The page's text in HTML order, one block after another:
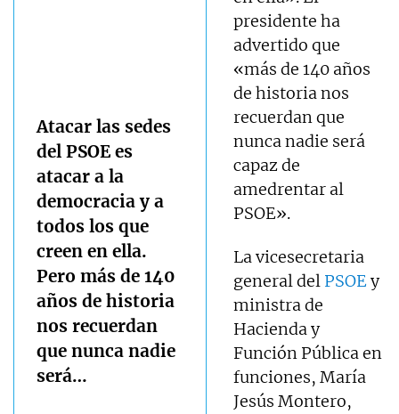
Atacar las sedes
del PSOE es
atacar a la
democracia y a
todos los que
creen en ella.
Pero más de 140
años de historia
nos recuerdan
que nunca nadie
será…
presidente ha
advertido que
«más de 140 años
de historia nos
recuerdan que
nunca nadie será
capaz de
amedrentar al
PSOE».
La vicesecretaria
general del PSOEy
ministra de
Hacienda y
Función Pública en
funciones, María
Jesús Montero,